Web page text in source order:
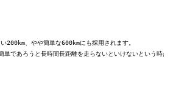
200km、やや簡単な600kmにも採用されます。
単であろうと長時間長距離を走らないといけないという時点